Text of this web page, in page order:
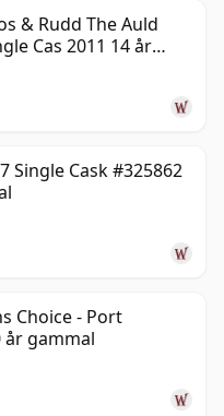
& Rudd The Auld
Cas 2011 14 år
Single Cask #325862
Choice - Port
år gammal